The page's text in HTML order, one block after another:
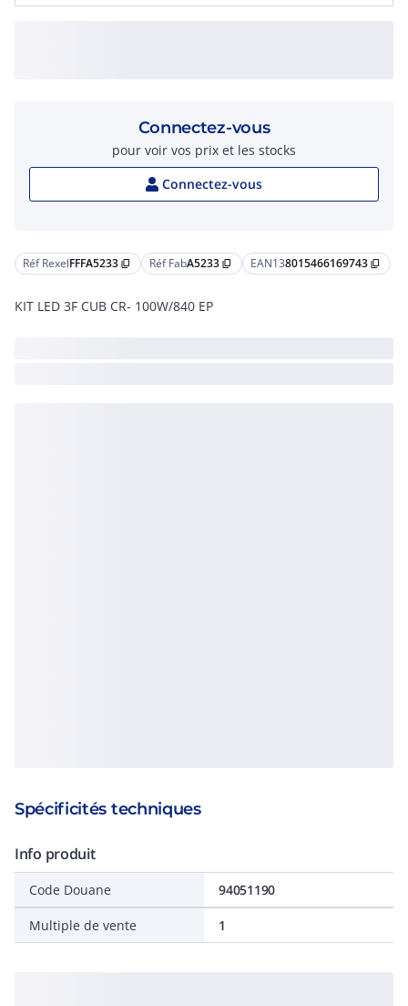
Réf RexelFFFA5233 content_copy Réf FabA5233 content_copy EAN138015466169743 content_copy
KIT LED 3F CUB CR- 100W/840 EP
Connectez-vous
pour voir vos prix et les stocks
Connectez-vous
Spécificités techniques
Info produit
Code Douane 94051190
Multiple de vente 1